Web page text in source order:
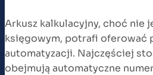
Arkusz kalkulacyjny, choć nie
księgowym, potrafi oferować
automatyzacji. Najczęściej
obejmują automatyczne